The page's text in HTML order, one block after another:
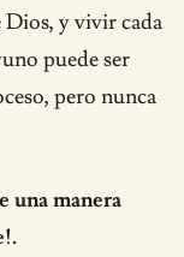
y vivir cada
puede ser
pero nunca
una manera